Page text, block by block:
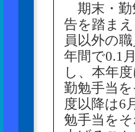
期末・勤
告を踏ま
員以外の
年間で0.1
し、本年
勤勉手当
度以降は6
勉手当を